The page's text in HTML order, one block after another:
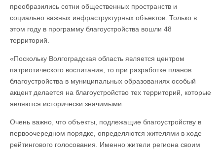
преобразились сотни общественных пространств и
социально важных инфраструктурных объектов. Только в
этом году в программу благоустройства вошли 48
территорий.
«Поскольку Волгоградская область является центром
патриотического воспитания, то при разработке планов
благоустройства в муниципальных образованиях особый
акцент делается на благоустройство тех территорий, которые
являются исторически значимыми.
Очень важно, что объекты, подлежащие благоустройству в
первоочередном порядке, определяются жителями в ходе
рейтингового голосования. Именно жители региона своим